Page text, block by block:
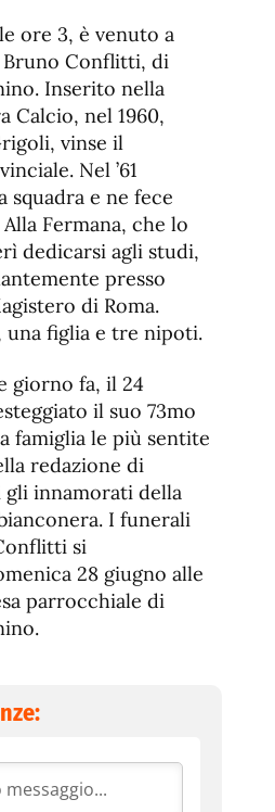
de
fuente
de
fuente.
ore 3, è venuto a
Bruno Conflitti, di
Inserito nella
Calcio, nel 1960,
vinse il
Nel ’61
e ne fece
Fermana, che lo
dedicarsi agli studi,
presso
di Roma.
una figlia e tre nipoti.
giorno fa, il 24
il suo 73mo
famiglia le più sentite
redazione di
innamorati della
I funerali
si
28 giugno alle
parrocchiale di